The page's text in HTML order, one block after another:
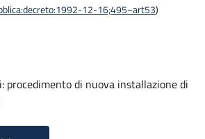
12-16;495~art53)
procedimento di nuova installazione di